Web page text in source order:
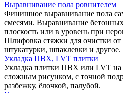
Выравнивание пола ровнителем
Финишное выравнивание пола
смесями. Выравнивание
плоскость или в уровень при
Шлифовка стяжки для очистки от
штукатурки, шпаклевки и другое.
Укладка ПВХ, LVT плитки
Укладка плитки ПВХ или LVT на
сложным рисунком, с точной
разбежку, ёлочкой, палубой.